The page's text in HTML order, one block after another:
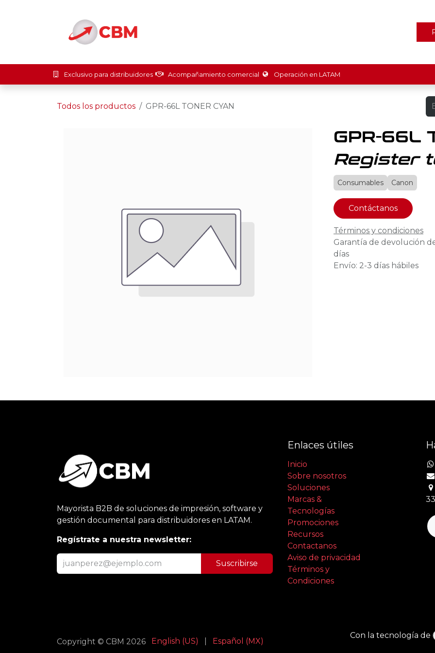
Exclusivo para distribuidores Acompañamiento comercial Operación en LATAM
Todos los productos GPR-66L TONER CYAN
GPR-66L
Register
Consumables Canon
Contáctanos
Términos y condiciones
Garantía de devolución
días
Envío: 2-3 días hábiles
Mayorista B2B de soluciones de impresión, software y
gestión documental para distribuidores en LATAM.
Regístrate a nuestra newsletter:
Suscribirse
Enlaces útiles
Inicio
Sobre nosotros
Soluciones
Marcas &
Tecnologías
Promociones
Recursos
Contactanos
Aviso de privacidad
Términos y
Condiciones
Copyright © CBM 2026 English (US) Español (MX)
Con la tecnología de